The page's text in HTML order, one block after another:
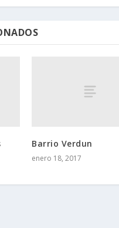
Barrio Verdun
enero 18, 2017